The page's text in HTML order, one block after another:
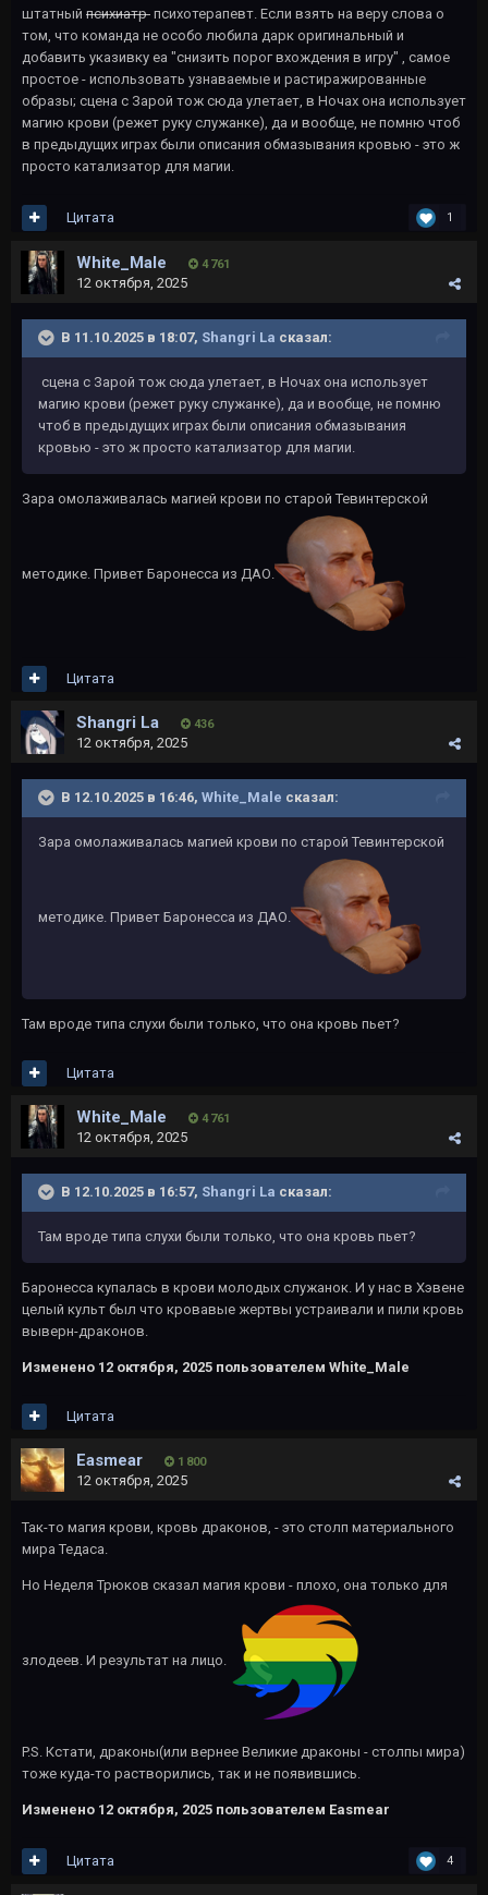
штатный психиатр психотерапевт. Если взять на веру слова о
том, что команда не особо любила дарк оригинальный и
добавить указивку еа "снизить порог вхождения в игру" , самое
простое - использовать узнаваемые и растиражированные
образы; сцена с Зарой тож сюда улетает, в Ночах она использует
магию крови (режет руку служанке), да и вообще, не помню чтоб
в предыдущих играх были описания обмазывания кровью - это ж
просто катализатор для магии.
1
Цитата
White_Male 4 761
12 октября, 2025
В 11.10.2025 в 18:07, Shangri La сказал:
сцена с Зарой тож сюда улетает, в Ночах она использует
магию крови (режет руку служанке), да и вообще, не помню
чтоб в предыдущих играх были описания обмазывания
кровью - это ж просто катализатор для магии.
Зара омолаживалась магией крови по старой Тевинтерской
методике. Привет Баронесса из ДАО.
Цитата
Shangri La 436
12 октября, 2025
В 12.10.2025 в 16:46, White_Male сказал:
Зара омолаживалась магией крови по старой Тевинтерской
методике. Привет Баронесса из ДАО.
Там вроде типа слухи были только, что она кровь пьет?
Цитата
White_Male 4 761
12 октября, 2025
В 12.10.2025 в 16:57, Shangri La сказал:
Там вроде типа слухи были только, что она кровь пьет?
Баронесса купалась в крови молодых служанок. И у нас в Хэвене
целый культ был что кровавые жертвы устраивали и пили кровь
выверн-драконов.
Изменено 12 октября, 2025 пользователем White_Male
Цитата
Easmear 1 800
12 октября, 2025
Так-то магия крови, кровь драконов, - это столп материального
мира Тедаса.
Но Неделя Трюков сказал магия крови - плохо, она только для
злодеев. И результат на лицо.
P.S. Кстати, драконы(или вернее Великие драконы - столпы мира)
тоже куда-то растворились, так и не появившись.
Изменено 12 октября, 2025 пользователем Easmear
4
Цитата